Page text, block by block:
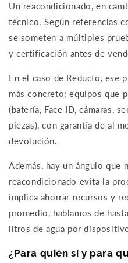
Un reacondicionado, en
técnico. Según referencias
se someten a múltiples
y certificación antes de
En el caso de Reducto, ese
más concreto: equipos que
(batería, Face ID, cámaras,
piezas), con garantía de al
devolución.
Además, hay un ángulo que
reacondicionado evita la
implica ahorrar recursos y
promedio, hablamos de
litros de agua por
¿Para quién sí y para